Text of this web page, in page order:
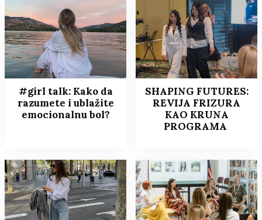
#girl talk: Kako da
razumete i ublažite
emocionalnu bol?
SHAPING FUTURES:
REVIJA FRIZURA
KAO KRUNA
PROGRAMA